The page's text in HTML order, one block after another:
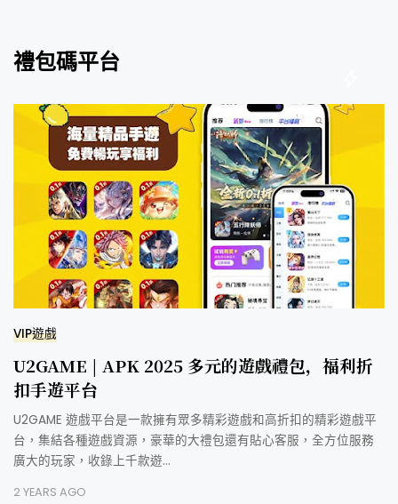
禮包碼平台
VIP遊戲
U2GAME | APK 2025 多元的遊戲禮包，福利折
扣手遊平台
U2GAME 遊戲平台是一款擁有眾多精彩遊戲和高折扣的精彩遊戲平
台，集結各種遊戲資源，豪華的大禮包還有貼心客服，全方位服務
廣大的玩家，收錄上千款遊…
2 YEARS AGO